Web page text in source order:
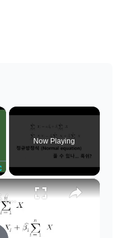
Now Playing
×
rstat101 week 6 (심화) 회귀분석 정규방정식(Normal equation) 손으로 풀기